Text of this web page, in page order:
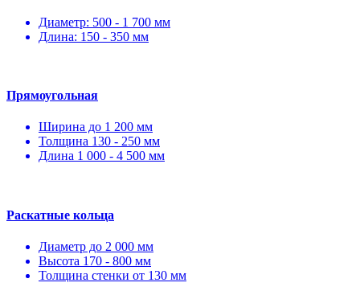
Диаметр: 500 - 1 700 мм
Длина: 150 - 350 мм
Прямоугольная
Ширина до 1 200 мм
Толщина 130 - 250 мм
Длина 1 000 - 4 500 мм
Раскатные кольца
Диаметр до 2 000 мм
Высота 170 - 800 мм
Толщина стенки от 130 мм